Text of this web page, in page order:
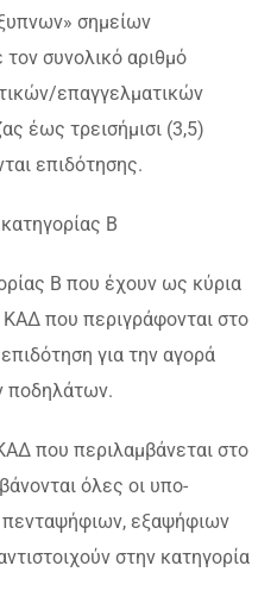
σημείων
συνολικό αριθμό
επαγγελματικών
έως τρεισήμισι (3,5)
επιδότησης.
Β
Β που έχουν ως κύρια
που περιγράφονται στο
επιδότηση για την αγορά
ποδηλάτων.
που περιλαμβάνεται στο
όλες οι υπο-
εξαψήφιων
στην κατηγορία